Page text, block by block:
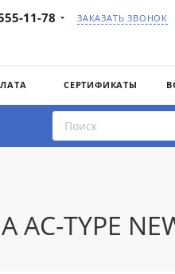
11-78 ЗАКАЗАТЬ ЗВОНОК
СЕРТИФИКАТЫ
AC-TYPE